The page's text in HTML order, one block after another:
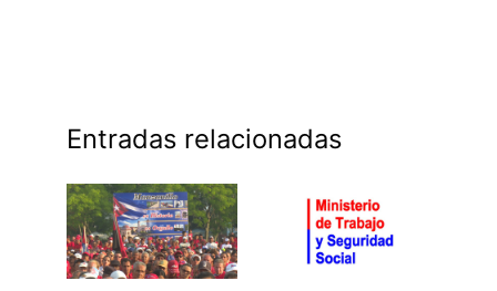
Entradas relacionadas